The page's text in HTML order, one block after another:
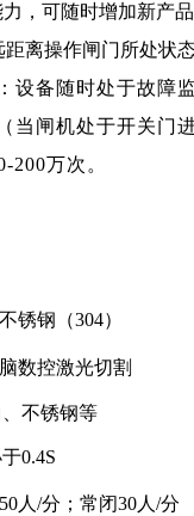
，可随时增加新产品
离操作闸门所处状
设备随时处于故障
当闸机处于开关门
200万次。
锈钢（304）
数控激光切割
不锈钢等
0.4S
50人 /分；常闭30人 /分